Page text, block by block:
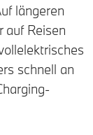
längeren
auf Reisen
schnell an